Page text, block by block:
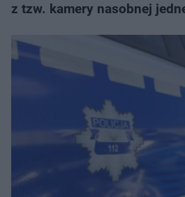
z tzw. kamery nasobnej